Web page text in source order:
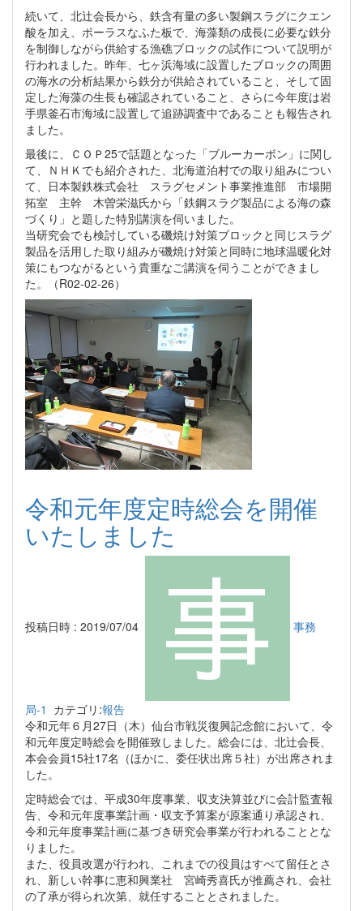
続いて、北辻会長から、鉄含有量の多い製鋼スラグにクエン
酸を加え、ポーラスなふた板で、海藻類の成長に必要な鉄分
を制御しながら供給する漁礁ブロックの試作について説明が
行われました。昨年、七ヶ浜海域に設置したブロックの周囲
の海水の分析結果から鉄分が供給されていること、そして固
定した海藻の生長も確認されていること、さらに今年度は岩
手県釜石市海域に設置して追跡調査中であることも報告され
ました。
最後に、ＣＯＰ25で話題となった「ブルーカーボン」に関し
て、ＮＨＫでも紹介された、北海道泊村での取り組みについ
て、日本製鉄株式会社 スラグセメント事業推進部 市場開
拓室 主幹 木曽栄滋氏から「鉄鋼スラグ製品による海の森
づくり」と題した特別講演を伺いました。
当研究会でも検討している磯焼け対策ブロックと同じスラグ
製品を活用した取り組みが磯焼け対策と同時に地球温暖化対
策にもつながるという貴重なご講演を伺うことができまし
た。（R02-02-26）
令和元年度定時総会を開催
いたしました
投稿日時 : 2019/07/04 事務
局-1 カテゴリ:報告
令和元年６月27日（木）仙台市戦災復興記念館において、令
和元年度定時総会を開催致しました。総会には、北辻会長、
本会会員15社17名（ほかに、委任状出席５社）が出席されま
した。
定時総会では、平成30年度事業、収支決算並びに会計監査報
告、令和元年度事業計画・収支予算案が原案通り承認され、
令和元年度事業計画に基づき研究会事業が行われることとな
りました。
また、役員改選が行われ、これまでの役員はすべて留任とさ
れ、新しい幹事に恵和興業社 宮崎秀喜氏が推薦され、会社
の了承が得られ次第、就任することとされました。